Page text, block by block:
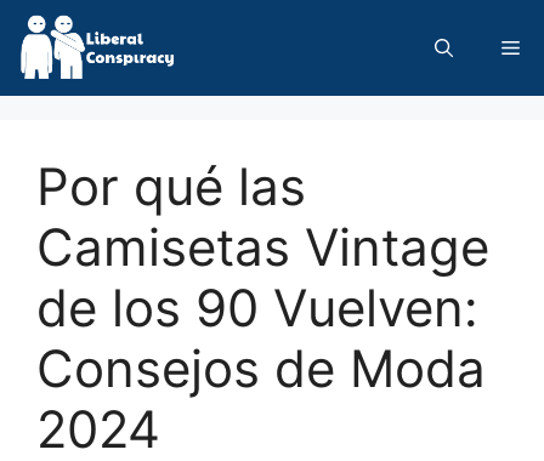
Skip
content
Por qué las
Camisetas Vintage
de los 90 Vuelven:
Consejos de Moda
2024